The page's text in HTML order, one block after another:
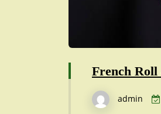
French Roll
admin